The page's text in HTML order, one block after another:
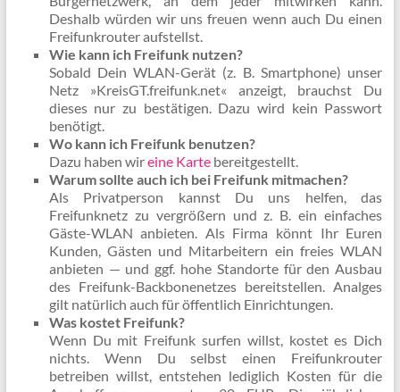
Deshalb würden wir uns freuen wenn auch Du einen
Freifunkrouter aufstellst.
Wie kann ich Freifunk nutzen?
Sobald Dein WLAN-Gerät (z. B. Smartphone) unser
Netz »KreisGT.freifunk.net« anzeigt, brauchst Du
dieses nur zu bestätigen. Dazu wird kein Passwort
benötigt.
Wo kann ich Freifunk benutzen?
Dazu haben wireine Kartebereitgestellt.
Warum sollte auch ich bei Freifunk mitmachen?
Als Privatperson kannst Du uns helfen, das
Freifunknetz zu vergrößern und z. B. ein einfaches
Gäste-WLAN anbieten. Als Firma könnt Ihr Euren
Kunden, Gästen und Mitarbeitern ein freies WLAN
anbieten — und ggf. hohe Standorte für den Ausbau
des Freifunk-Backbonenetzes bereitstellen. Analges
gilt natürlich auch für öffentlich Einrichtungen.
Was kostet Freifunk?
Wenn Du mit Freifunk surfen willst, kostet es Dich
nichts. Wenn Du selbst einen Freifunkrouter
betreiben willst, entstehen lediglich Kosten für die